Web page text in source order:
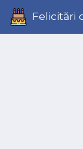
Felicitări